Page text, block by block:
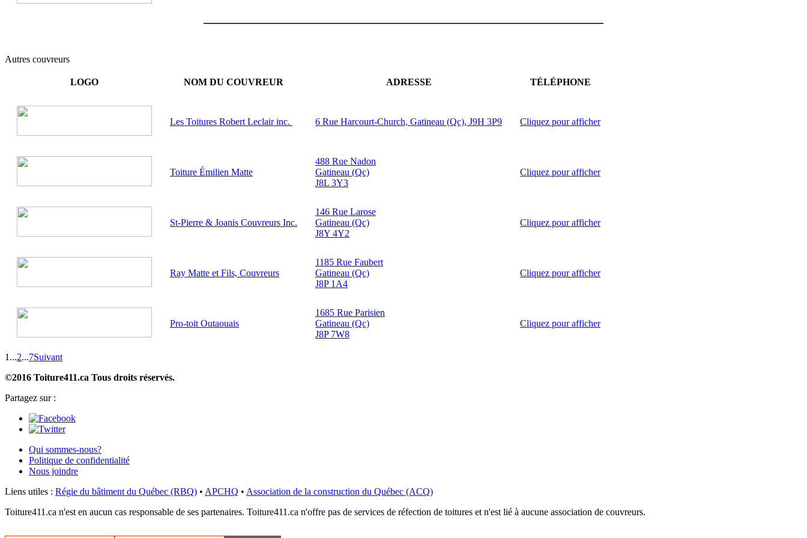
Autres couvreurs
LOGO NOM DU COUVREUR ADRESSE TÉLÉPHONE
Les Toitures Robert Leclair inc. 6 Rue Harcourt-Church, Gatineau (Qc), J9H 3P9 Cliquez pour afficher
Toiture Émilien Matte
488 Rue Nadon
Gatineau (Qc)
J8L 3Y3
Cliquez pour afficher
St-Pierre & Joanis Couvreurs Inc.
146 Rue Larose
Gatineau (Qc)
J8Y 4Y2
Cliquez pour afficher
Ray Matte et Fils, Couvreurs
1185 Rue Faubert
Gatineau (Qc)
J8P 1A4
Cliquez pour afficher
Pro-toit Outaouais
1685 Rue Parisien
Gatineau (Qc)
J8P 7W8
Cliquez pour afficher
1...2...7Suivant
©2016 Toiture411.ca Tous droits réservés.
Partagez sur :
Qui sommes-nous?
Politique de confidentialité
Nous joindre
Liens utiles : Régie du bâtiment du Québec (RBQ) • APCHQ • Association de la construction du Québec (ACQ)
Toiture411.ca n'est en aucun cas responsable de ses partenaires. Toiture411.ca n'offre pas de services de réfection de toitures et n'est lié à aucune association de couvreurs.